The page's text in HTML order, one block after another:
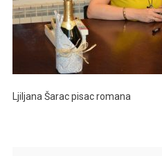
Ljiljana Šarac pisac romana